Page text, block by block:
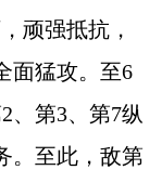
顽强抵抗，
面猛攻。至6
、第3、第7纵
。至此，敌第